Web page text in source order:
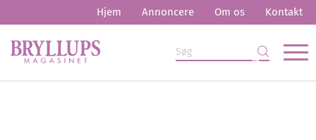
Hjem Annoncere Om os Kontakt